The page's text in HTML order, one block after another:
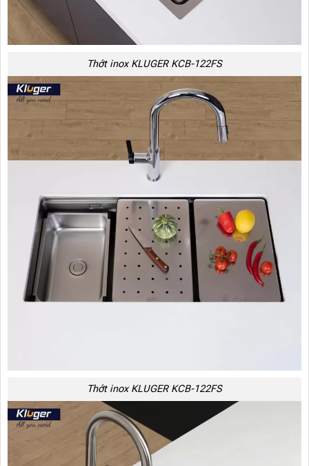
Thớt inox KLUGER KCB-122FS
Thớt inox KLUGER KCB-122FS